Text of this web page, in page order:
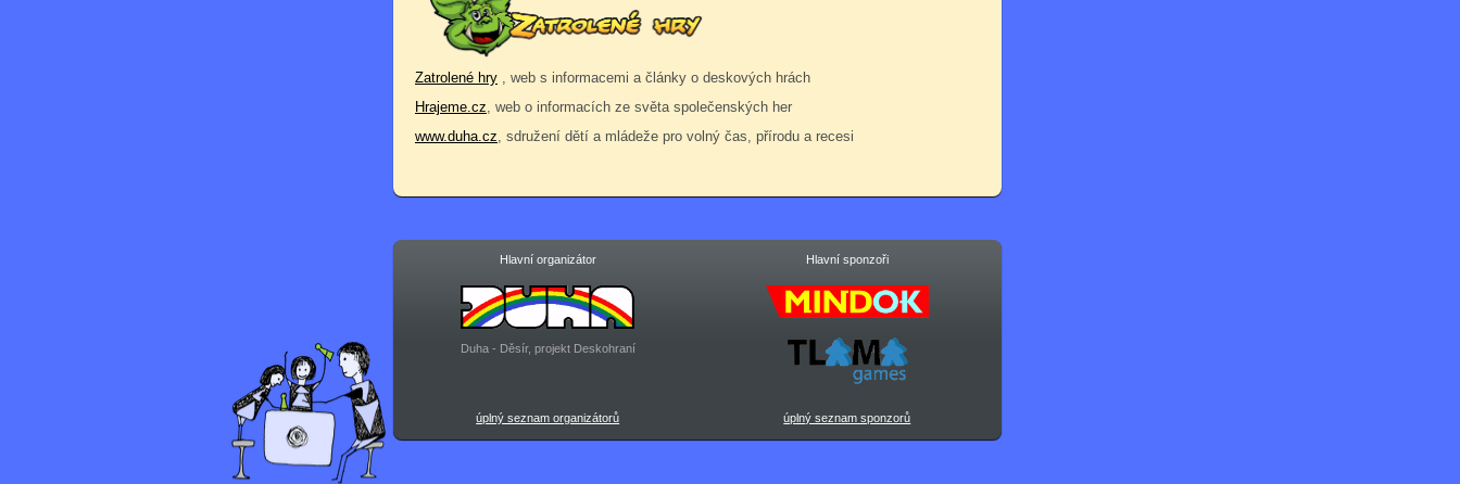
Zatrolené hry , web s informacemi a články o deskových hrách
Hrajeme.cz, web o informacích ze světa společenských her
www.duha.cz, sdružení dětí a mládeže pro volný čas, přírodu a recesi
Hlavní organizátor Hlavní sponzoři
Duha - Děsír, projekt Deskohraní
úplný seznam organizátorů úplný seznam sponzorů